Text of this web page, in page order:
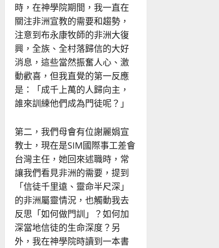
時，在神學院期間，我一直在
關注非洲宣教的需要和趨勢，
注意到布永康牧師的非洲大復
興，全族、全村落歸信的大好
消息，這些當然振奮人心、激
動歡喜，但我直覺的第一反應
是：「成千上萬的人歸向主，
誰來訓練他們成為門徒呢？」
第二，我們母會有位謝麗娟宣
教士，現在是SIM國際事工差會
台灣主任，她回來述職時，常
讓我們看見非洲的需要，提到
「信徒千里遠、靈命半尺深」
的非洲屬靈情況，也觸動我去
反思「如何做門訓」？如何加
深當地信徒的生命深度？另
外，我在神學院時讀到一本書